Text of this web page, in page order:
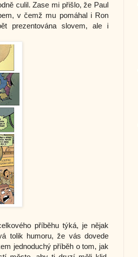
culil. Zase mi přišlo, že Paul
v čemž mu pomáhal i Ron
prezentována slovem, ale i
příběhu týká, je nějak
tolik humoru, že vás dovede
jednoduchý příběh o tom, jak